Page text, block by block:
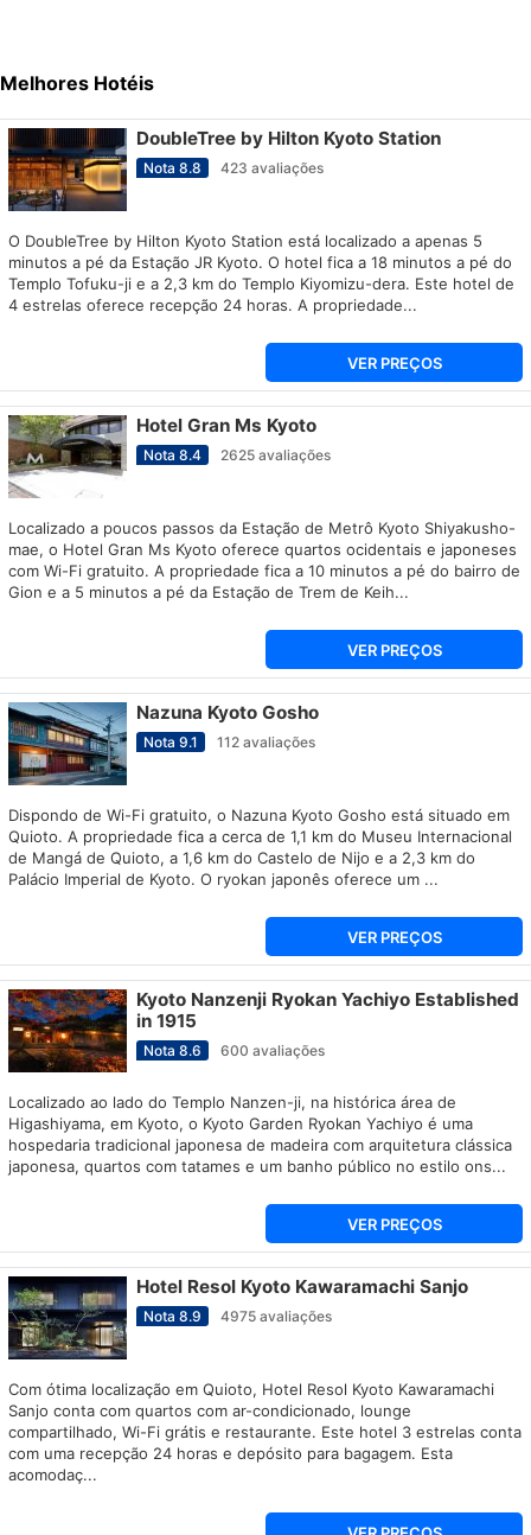
Melhores Hotéis
DoubleTree by Hilton Kyoto Station
Nota 8.8 423 avaliações
O DoubleTree by Hilton Kyoto Station está localizado a apenas 5
minutos a pé da Estação JR Kyoto. O hotel fica a 18 minutos a pé do
Templo Tofuku-ji e a 2,3 km do Templo Kiyomizu-dera. Este hotel de
4 estrelas oferece recepção 24 horas. A propriedade...
VER PREÇOS
Hotel Gran Ms Kyoto
Nota 8.4 2625 avaliações
Localizado a poucos passos da Estação de Metrô Kyoto Shiyakusho-
mae, o Hotel Gran Ms Kyoto oferece quartos ocidentais e japoneses
com Wi-Fi gratuito. A propriedade fica a 10 minutos a pé do bairro de
Gion e a 5 minutos a pé da Estação de Trem de Keih...
VER PREÇOS
Nazuna Kyoto Gosho
Nota 9.1 112 avaliações
Dispondo de Wi-Fi gratuito, o Nazuna Kyoto Gosho está situado em
Quioto. A propriedade fica a cerca de 1,1 km do Museu Internacional
de Mangá de Quioto, a 1,6 km do Castelo de Nijo e a 2,3 km do
Palácio Imperial de Kyoto. O ryokan japonês oferece um ...
VER PREÇOS
Kyoto Nanzenji Ryokan Yachiyo Established
in 1915
Nota 8.6 600 avaliações
Localizado ao lado do Templo Nanzen-ji, na histórica área de
Higashiyama, em Kyoto, o Kyoto Garden Ryokan Yachiyo é uma
hospedaria tradicional japonesa de madeira com arquitetura clássica
japonesa, quartos com tatames e um banho público no estilo ons...
VER PREÇOS
Hotel Resol Kyoto Kawaramachi Sanjo
Nota 8.9 4975 avaliações
Com ótima localização em Quioto, Hotel Resol Kyoto Kawaramachi
Sanjo conta com quartos com ar-condicionado, lounge
compartilhado, Wi-Fi grátis e restaurante. Este hotel 3 estrelas conta
com uma recepção 24 horas e depósito para bagagem. Esta
acomodaç...